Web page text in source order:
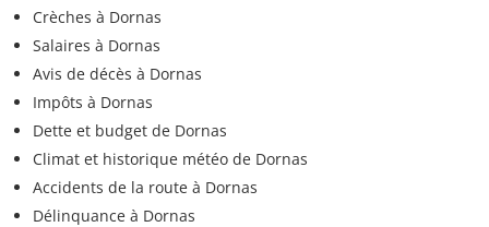
Crèches à Dornas
Salaires à Dornas
Avis de décès à Dornas
Impôts à Dornas
Dette et budget de Dornas
Climat et historique météo de Dornas
Accidents de la route à Dornas
Délinquance à Dornas